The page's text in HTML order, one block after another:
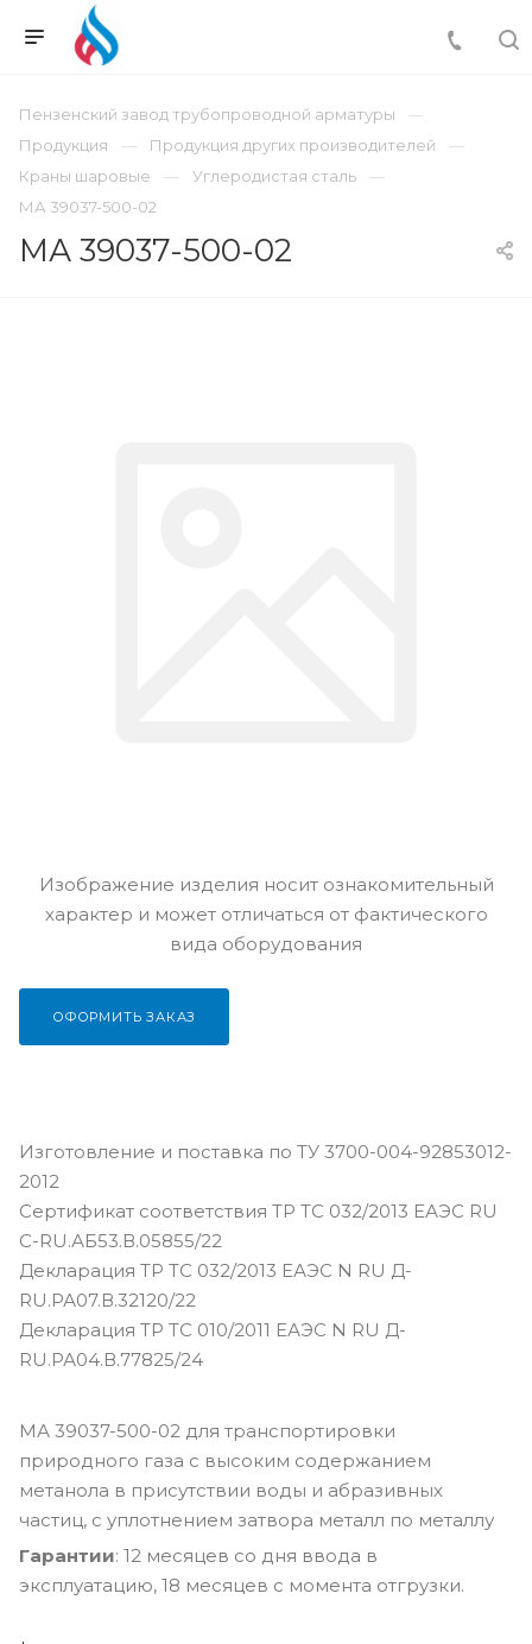
Пензенский завод трубопроводной арматуры
Продукция
Продукция других производителей
Краны шаровые
Углеродистая сталь
МА 39037-500-02
МА 39037-500-02
Изготовление и поставка по ТУ 3700-004-92853012-
2012
Сертификат соответствия ТР ТС 032/2013 ЕАЭС RU
С-RU.АБ53.В.05855/22
Декларация ТР ТС 032/2013 ЕАЭС N RU Д-
RU.РА07.В.32120/22
Декларация ТР ТС 010/2011 ЕАЭС N RU Д-
RU.РА04.В.77825/24
МА 39037-500-02 для транспортировки
природного газа с высоким содержанием
метанола в присутствии воды и абразивных
частиц, с уплотнением затвора металл по металлу
Гарантии: 12 месяцев со дня ввода в
эксплуатацию, 18 месяцев с момента отгрузки.
Изображение изделия носит ознакомительный
характер и может отличаться от фактического
вида оборудования
ОФОРМИТЬ ЗАКАЗ